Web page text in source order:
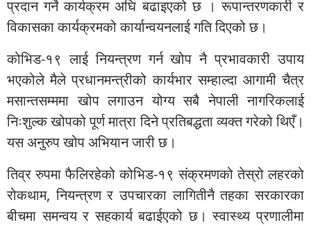
प्रदान गर्ने कार्यक्रम अघि बढाइएको छ । रूपान्तरणकारी र
विकासका कार्यक्रमको कार्यान्वयनलाई गति दिएको छ।
कोभिड-१९ लाई नियन्त्रण गर्न खोप नै प्रभावकारी उपाय
भएकोले मैले प्रधानमन्त्रीको कार्यभार सम्हाल्दा आगामी चैत्र
मसान्तसम्ममा खोप लगाउन योग्य सबै नेपाली नागरिकलाई
निःशुल्क खोपको पूर्ण मात्रा दिने प्रतिबद्धता व्यक्त गरेको थिएँ।
यस अनुरुप खोप अभियान जारी छ।
तिव्र रुपमा फैलिरहेको कोभिड-१९ संक्रमणको तेस्रो लहरको
रोकथाम, नियन्त्रण र उपचारका लागितीनै तहका सरकारका
बीचमा समन्वय र सहकार्य बढाईएको छ। स्वास्थ्य प्रणालीमा